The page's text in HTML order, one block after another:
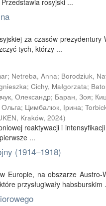
rosyjski ...
za czasów prezydentury
tych, którzy ...
; Netreba, Anna; Borodziuk,
; Cichy, Małgorzata;
Олександр; Баран, Зоя;
; Цимбалюк, Ірина;
Kraków, 2024)
reaktywacji i
...
(1914–1918)
na obszarze Austro-
przysługiwały habsburskim